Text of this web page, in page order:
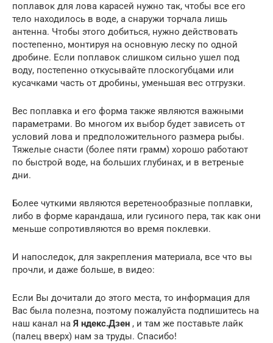
поплавок для лова карасей нужно так, чтобы все его
тело находилось в воде, а снаружи торчала лишь
антенна. Чтобы этого добиться, нужно действовать
постепенно, монтируя на основную леску по одной
дробине. Если поплавок слишком сильно ушел под
воду, постепенно откусывайте плоскогубцами или
кусачками часть от дробины, уменьшая вес отгрузки.
Вес поплавка и его форма также являются важными
параметрами. Во многом их выбор будет зависеть от
условий лова и предположительного размера рыбы.
Тяжелые снасти (более пяти грамм) хорошо работают
по быстрой воде, на больших глубинах, и в ветреные
дни.
Более чуткими являются веретенообразные поплавки,
либо в форме карандаша, или гусиного пера, так как они
меньше сопротивляются во время поклевки.
И напоследок, для закрепления материала, все что вы
прочли, и даже больше, в видео:
Если Вы дочитали до этого места, то информация для
Вас была полезна, поэтому пожалуйста подпишитесь на
наш канал на Я ндекс.Дзен , и там же поставьте лайк
(палец вверх) нам за труды. Спасибо!